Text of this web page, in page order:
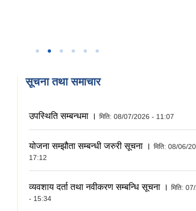
सूचना तथा समाचार
उपस्थिति सम्बन्धमा । मिति: 08/07/2026 - 11:07
योजना सम्झौता सम्बन्धी जरुरी सूचना । मिति: 08/06/
17:12
व्यवशाय दर्ता तथा नवीकरण सम्बन्धि सूचना । मिति:
- 15:34